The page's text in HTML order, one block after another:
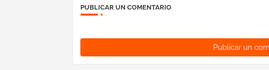
PUBLICAR UN COMENTARIO
Publicar un